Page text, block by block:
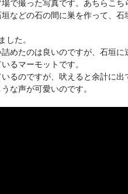
で撮った写真です。あちらこち
などの石の間に巣を作って、
た。
めたのは良いのですが、石垣に
るマーモットです。
るのですが、吠えると余計に出
な声が可愛いのです。